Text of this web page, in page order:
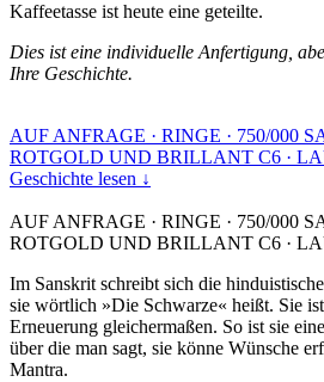
Kaffeetasse ist heute eine geteilte.
Dies ist eine individuelle Anfertigung,
Ihre Geschichte.
AUF ANFRAGE · RINGE · 750/000
ROTGOLD UND BRILLANT C6 ·
Geschichte lesen ↓
AUF ANFRAGE · RINGE · 750/000
ROTGOLD UND BRILLANT C6 ·
Im Sanskrit schreibt sich die
sie wörtlich »Die Schwarze« heißt. Sie
Erneuerung gleichermaßen. So ist sie
über die man sagt, sie könne Wünsche
Mantra.